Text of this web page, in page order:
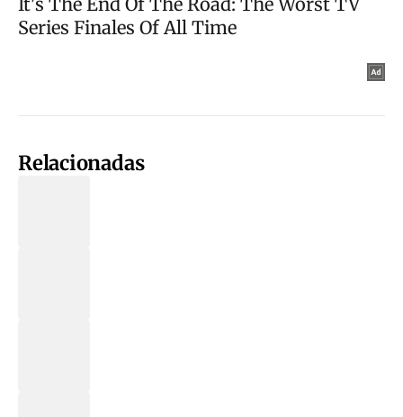
Relacionadas